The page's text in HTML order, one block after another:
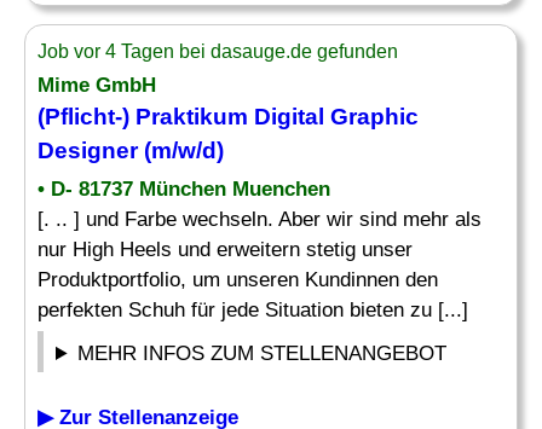
Job vor 4 Tagen bei dasauge.de gefunden
Mime GmbH
(Pflicht-) Praktikum Digital Graphic
Designer (m/w/d)
• D- 81737 München Muenchen
[. .. ] und Farbe wechseln. Aber wir sind mehr als
nur High Heels und erweitern stetig unser
Produktportfolio, um unseren Kundinnen den
perfekten Schuh für jede Situation bieten zu [...]
MEHR INFOS ZUM STELLENANGEBOT
▶ Zur Stellenanzeige